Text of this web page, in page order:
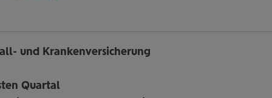
und Krankenversicherung
Quartal